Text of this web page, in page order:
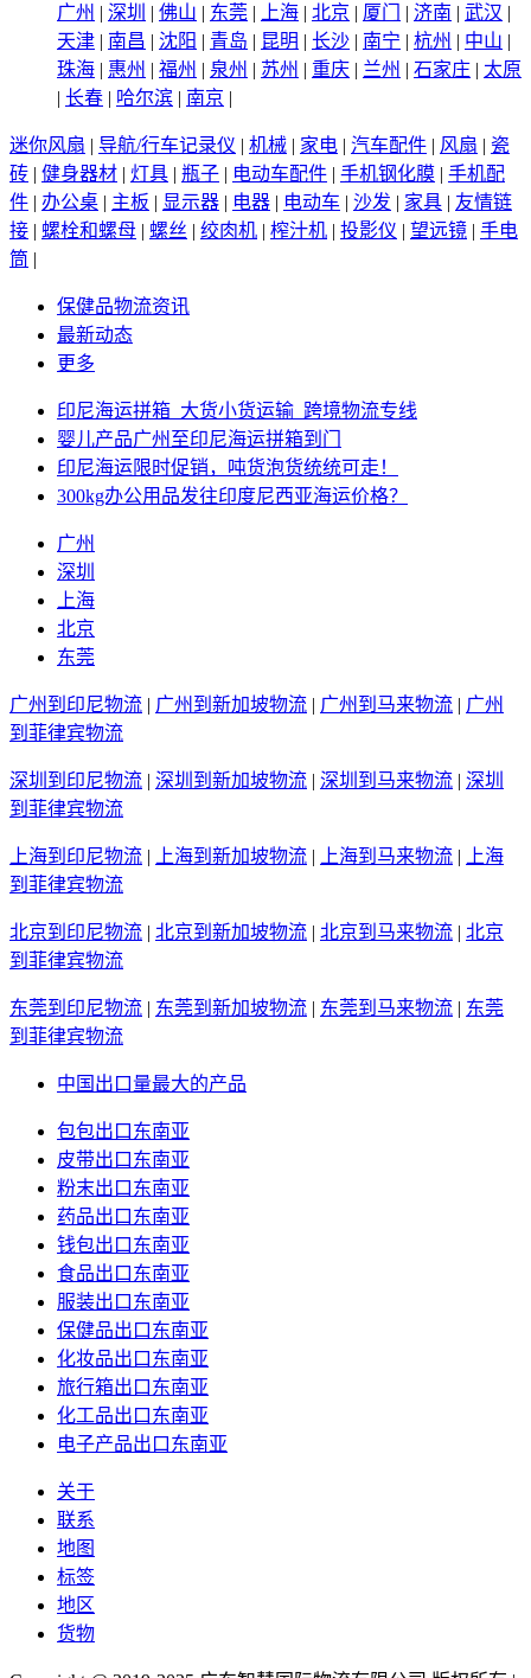
广州 | 深圳 | 佛山 | 东莞 | 上海 | 北京 | 厦门 | 济南 | 武汉 |
天津 | 南昌 | 沈阳 | 青岛 | 昆明 | 长沙 | 南宁 | 杭州 | 中山 |
珠海 | 惠州 | 福州 | 泉州 | 苏州 | 重庆 | 兰州 | 石家庄 | 太原
| 长春 | 哈尔滨 | 南京 |
迷你风扇 | 导航/行车记录仪 | 机械 | 家电 | 汽车配件 | 风扇 | 瓷
砖 | 健身器材 | 灯具 | 瓶子 | 电动车配件 | 手机钢化膜 | 手机配
件 | 办公桌 | 主板 | 显示器 | 电器 | 电动车 | 沙发 | 家具 | 友情链
接 | 螺栓和螺母 | 螺丝 | 绞肉机 | 榨汁机 | 投影仪 | 望远镜 | 手电
筒 |
保健品物流资讯
最新动态
更多
印尼海运拼箱_大货小货运输_跨境物流专线
婴儿产品广州至印尼海运拼箱到门
印尼海运限时促销，吨货泡货统统可走！
300kg办公用品发往印度尼西亚海运价格？
广州
深圳
上海
北京
东莞
广州到印尼物流 | 广州到新加坡物流 | 广州到马来物流 | 广州
到菲律宾物流
深圳到印尼物流 | 深圳到新加坡物流 | 深圳到马来物流 | 深圳
到菲律宾物流
上海到印尼物流 | 上海到新加坡物流 | 上海到马来物流 |
上海
到菲律宾物流
北京到印尼物流 | 北京到新加坡物流 | 北京到马来物流 | 北京
到菲律宾物流
东莞到印尼物流 | 东莞到新加坡物流 | 东莞到马来物流 | 东莞
到菲律宾物流
中国出口量最大的产品
包包出口东南亚
皮带出口东南亚
粉末出口东南亚
药品出口东南亚
钱包出口东南亚
食品出口东南亚
服装出口东南亚
保健品出口东南亚
化妆品出口东南亚
旅行箱出口东南亚
化工品出口东南亚
电子产品出口东南亚
关于
联系
地图
标签
地区
货物